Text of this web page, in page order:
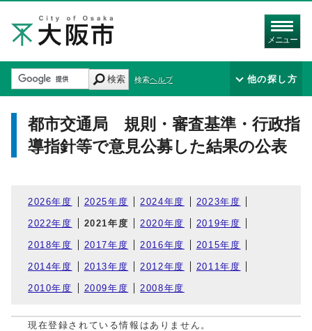
メニュー
検索 検索ヘルプ 他の探し方
都市交通局 規則・審査基準・行政指
導指針等で意見公募した結果の公表
2026年度 2025年度 2024年度 2023年度
2022年度 2021年度 2020年度 2019年度
2018年度 2017年度 2016年度 2015年度
2014年度 2013年度 2012年度 2011年度
2010年度 2009年度 2008年度
現在登録されている情報はありません。